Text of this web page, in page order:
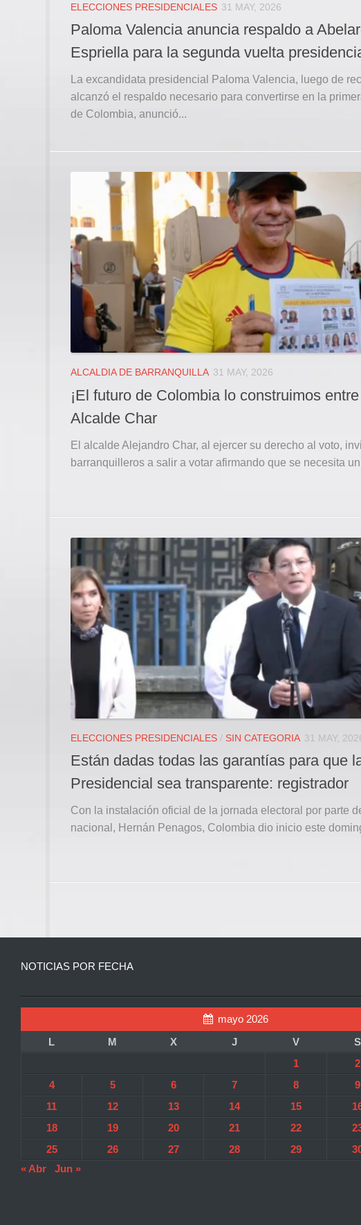
ELECCIONES PRESIDENCIALES 31 MAY, 2026
Paloma Valencia anuncia respaldo a
Espriella para la segunda vuelta
La excandidata presidencial Paloma Valencia, luego de
alcanzó el respaldo necesario para convertirse en la
de Colombia, anunció...
ALCALDIA DE BARRANQUILLA 31 MAY, 2026
¡El futuro de Colombia lo construimos
Alcalde Char
El alcalde Alejandro Char, al ejercer su derecho al voto,
barranquilleros a salir a votar afirmando que se necesita
ELECCIONES PRESIDENCIALES / SIN CATEGORIA 31 MAY,
Están dadas todas las garantías para que
Presidencial sea transparente: registrador
Con la instalación oficial de la jornada electoral por parte
nacional, Hernán Penagos, Colombia dio inicio este
NOTICIAS POR FECHA
mayo 2026
L
M X J V S
1
2
4
5 6 7 8 9
11
12 13 14 15
18
19 20 21 22
25
26 27 28 29
« Abr
Jun »